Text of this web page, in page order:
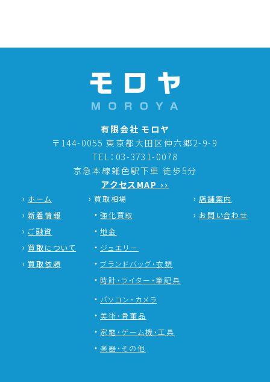
有限会社 モロヤ
〒144-0055 東京都大田区仲六郷2-9-9
TEL：03-3731-0078
京急本線雑色駅下車 徒歩5分
アクセスMAP ››
ホーム
新着情報
ご融資
買取について
買取依頼
買取相場
強化買取
地金
ジュエリー
ブランドバッグ・衣類
時計・ライター・筆記具
パソコン・カメラ
美術・骨董品
家電・ゲーム機・工具
楽器・その他
店舗案内
お問い合わせ